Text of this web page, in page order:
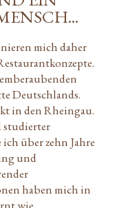
mich daher
Deutschlands.
in den Rheingau.
studierter
über zehn Jahre
und
haben mich in
wie